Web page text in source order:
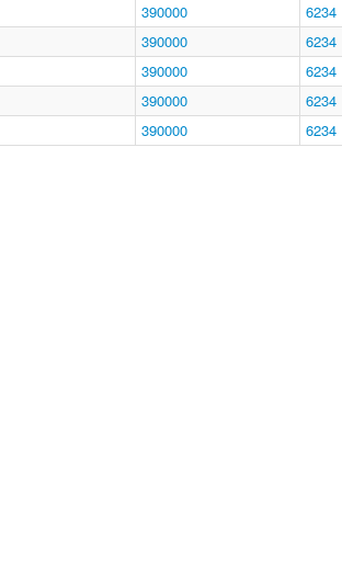
390000
6234
390000
6234
390000
6234
390000
6234
390000 6234